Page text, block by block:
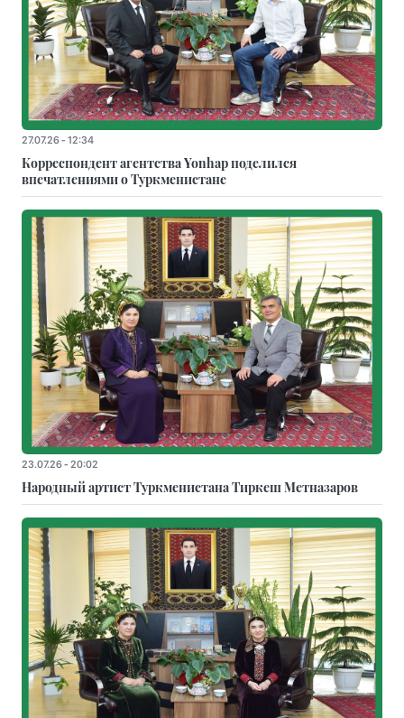
27.07.26 - 12:34
Корреспондент агентства Yonhap поделился
впечатлениями о Туркменистане
23.07.26 - 20:02
Народный артист Туркменистана Тиркеш Мeтназаров